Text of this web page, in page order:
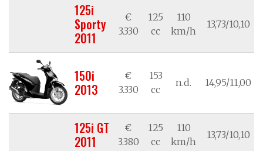
125i
Sporty
2011
€
3.330
125
cc
110
km/h
13,73/10,10
150i
2013
€
3.330
153
cc
n.d. 14,95/11,00
125i GT
2011
€
3.380
125
cc
110
km/h
13,73/10,10